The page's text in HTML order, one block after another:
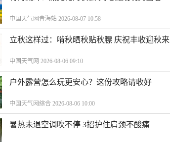
中国天气网青海站 2026-08-07 10:58
立秋这样过：啃秋晒秋贴秋膘 庆祝丰收迎秋来
中国天气网 2026-08-06 09:10
户外露营怎么玩更安心？这份攻略请收好
中国天气网综合 2026-08-06 10:00
暑热未退空调吹不停 3招护住肩颈不酸痛